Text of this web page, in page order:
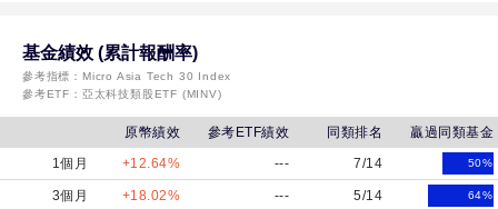
基金績效 (累計報酬率)
參考指標： Micro Asia Tech 30 Index
參考ETF： 亞太科技類股ETF (MINV)
原幣績效 參考ETF績效 同類排名
贏過同類基金
1個月
+12.64% --- 7/14 50%
3個月 +18.02% --- 5/14 64%